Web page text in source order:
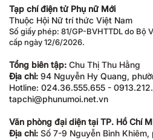
Tạp chí điện tử Phụ nữ Mới
Thuộc Hội Nữ trí thức Việt Nam
Số giấy phép: 81/GP-BVHTTDL do Bộ
cấp ngày 12/6/2026.
Tổng biên tập: Chu Thị Thu Hằng
Địa chỉ: 94 Nguyễn Hy Quang,
Hotline: 024.36.555.655 -
tapchi@phunumoi.net.vn
Văn phòng đại diện tại TP. Hồ Chí
Địa chỉ: Số 7-9 Nguyễn Bỉnh Khiêm,